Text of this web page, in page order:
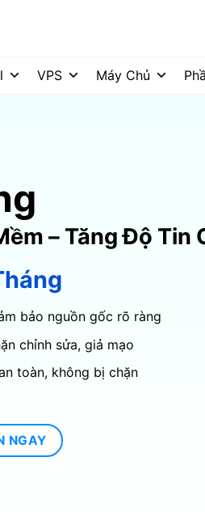
VPS Máy Chủ
– Tăng Độ Tin
bảo nguồn gốc rõ ràng
chỉnh sửa, giả mạo
toàn, không bị chặn
NGAY